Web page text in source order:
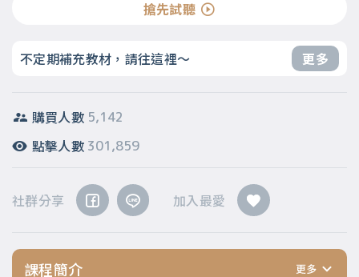
搶先試聽
不定期補充教材，請往這裡～ 更多
購買人數 5,142
點擊人數 301,859
社群分享 加入最愛
課程簡介